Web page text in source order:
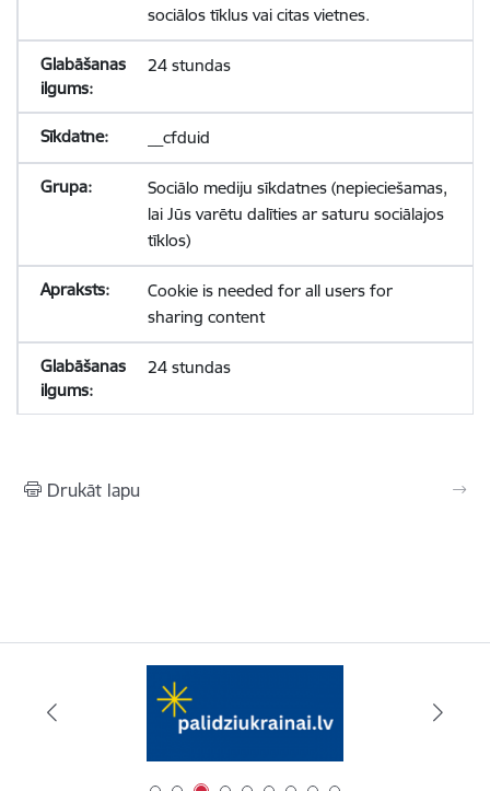
sociālos tīklus vai citas vietnes.
24 stundas
__cfduid
Sociālo mediju sīkdatnes (nepieciešamas,
lai Jūs varētu dalīties ar saturu sociālajos
tīklos)
Cookie is needed for all users for
sharing content
24 stundas
Drukāt lapu